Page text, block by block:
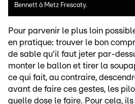
Bennett à Metz Frescaty.
Pour parvenir le plus loin
en pratique: trouver le bon
de sable qu'il faut jeter par-
monter le ballon et tirer la
ce qui fait, au contraire,
avant de faire ces gestes, les
quelle dose le faire. Pour cela,